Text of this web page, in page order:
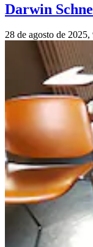
Darwin
28 de agosto de 2025,